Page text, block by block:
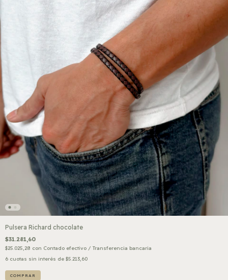
Pulsera Richard chocolate
$31.281,60
$25.025,28 con Contado efectivo / Transferencia bancaria
6 cuotas sin interés de $5.213,60